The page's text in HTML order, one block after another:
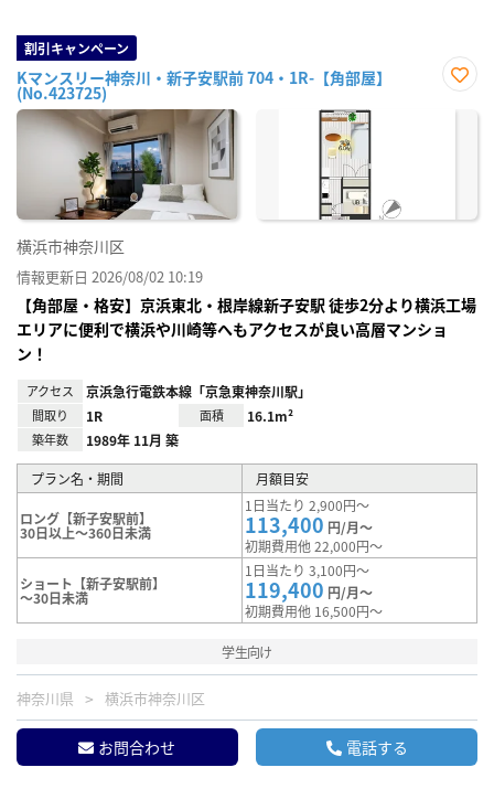
割引キャンペーン
Kマンスリー神奈川・新子安駅前 704・1R-【角部屋】
(No.423725)
に入
横浜市神奈川区
情報更新日 2026/08/02 10:19
【角部屋・格安】京浜東北・根岸線新子安駅 徒歩2分より横浜工場
エリアに便利で横浜や川崎等へもアクセスが良い高層マンショ
ン！
アクセス 京浜急行電鉄本線「京急東神奈川駅」
間取り 1R 面積 16.1m²
築年数 1989年 11月 築
プラン名・期間 月額目安
ロング【新子安駅前】
30日以上～360日未満
1日当たり 2,900円～
113,400 円/月～
初期費用他 22,000円～
ショート【新子安駅前】
～30日未満
1日当たり 3,100円～
119,400 円/月～
初期費用他 16,500円～
学生向け
神奈川県 横浜市神奈川区
お問合わせ 電話する